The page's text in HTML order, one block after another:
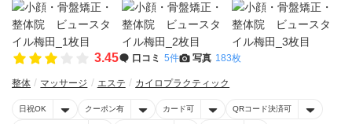
3.45 口コミ 5件 写真 183枚
整体 マッサージ エステ カイロプラクティック
日祝OK クーポン有 カード可 QRコード決済可